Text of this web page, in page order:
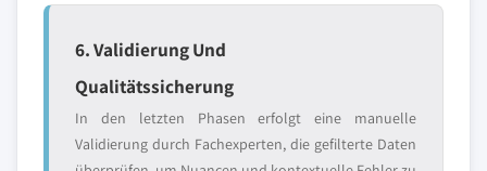
6. Validierung Und
Qualitätssicherung
In den letzten Phasen erfolgt eine manuelle
Validierung durch Fachexperten, die gefilterte Daten